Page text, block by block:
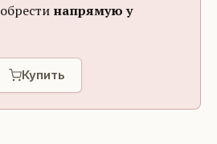
напрямую у
Купить